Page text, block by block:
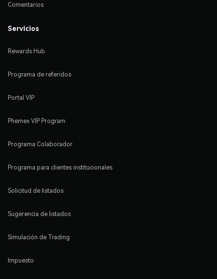
Comentarios
Servicios
Rewards Hub
Programa de referidos
Portal VIP
Phemex VIP Program
Programa Colaborador
Programa para clientes institucionales
Solicitud de listados
Sugerencia de listados
Simulación de Trading
Impuesto